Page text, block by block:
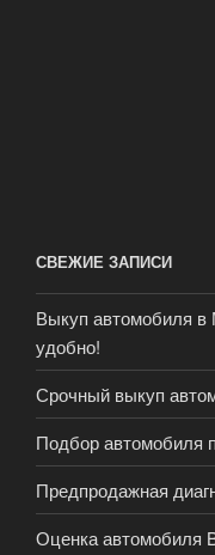
СВЕЖИЕ ЗАПИСИ
Выкуп автомобиля
удобно!
Срочный выкуп
Подбор автомобиля
Предпродажная
Оценка автомобиля